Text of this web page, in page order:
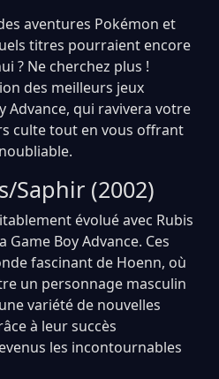
aventures Pokémon et
titres pourraient encore
? Ne cherchez plus !
des meilleurs jeux
Advance, qui ravivera votre
culte tout en vous offrant
Saphir (2002)
évolué avec Rubis
Game Boy Advance. Ces
fascinant de Hoenn, où
un personnage masculin
variété de nouvelles
à leur succès
les incontournables